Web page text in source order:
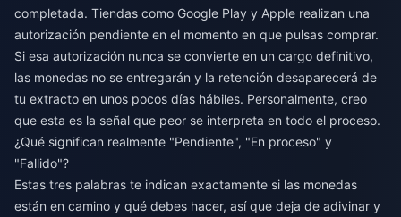
completada. Tiendas como Google Play y Apple realizan una
autorización pendiente en el momento en que pulsas comprar.
Si esa autorización nunca se convierte en un cargo definitivo,
las monedas no se entregarán y la retención desaparecerá de
tu extracto en unos pocos días hábiles. Personalmente, creo
que esta es la señal que peor se interpreta en todo el proceso.
¿Qué significan realmente "Pendiente", "En proceso" y
"Fallido"?
Estas tres palabras te indican exactamente si las monedas
están en camino y qué debes hacer, así que deja de adivinar y